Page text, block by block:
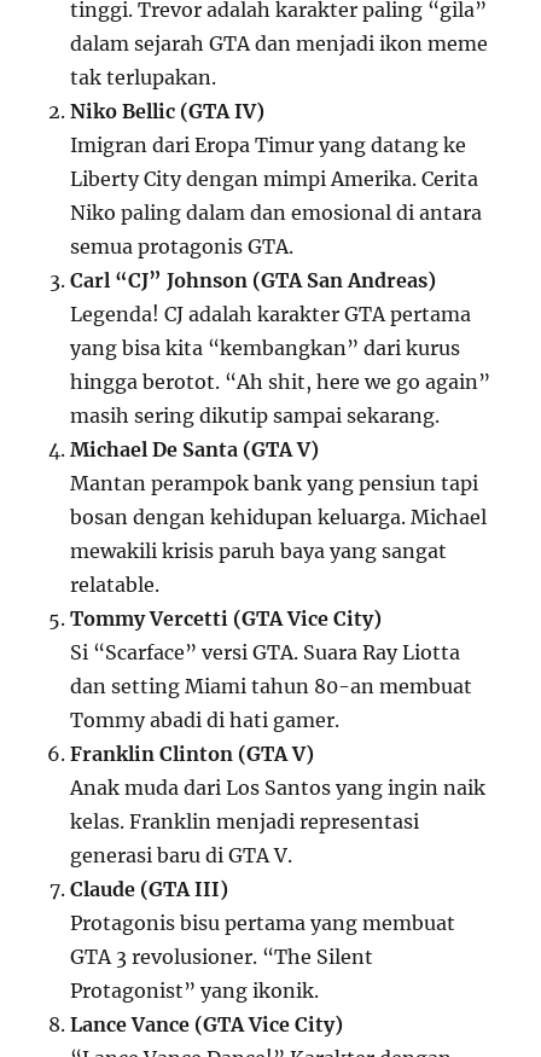
tinggi. Trevor adalah karakter paling “gila”
dalam sejarah GTA dan menjadi ikon meme
tak terlupakan.
Niko Bellic (GTA IV)
Imigran dari Eropa Timur yang datang ke
Liberty City dengan mimpi Amerika. Cerita
Niko paling dalam dan emosional di antara
semua protagonis GTA.
Carl “CJ” Johnson (GTA San Andreas)
Legenda! CJ adalah karakter GTA pertama
yang bisa kita “kembangkan” dari kurus
hingga berotot. “Ah shit, here we go again”
masih sering dikutip sampai sekarang.
Michael De Santa (GTA V)
Mantan perampok bank yang pensiun tapi
bosan dengan kehidupan keluarga. Michael
mewakili krisis paruh baya yang sangat
relatable.
Tommy Vercetti (GTA Vice City)
Si “Scarface” versi GTA. Suara Ray Liotta
dan setting Miami tahun 80-an membuat
Tommy abadi di hati gamer.
Franklin Clinton (GTA V)
Anak muda dari Los Santos yang ingin naik
kelas. Franklin menjadi representasi
generasi baru di GTA V.
Claude (GTA III)
Protagonis bisu pertama yang membuat
GTA 3 revolusioner. “The Silent
Protagonist” yang ikonik.
Lance Vance (GTA Vice City)